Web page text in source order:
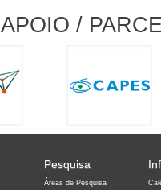
APOIO /
Pesquisa
Áreas de Pesquisa